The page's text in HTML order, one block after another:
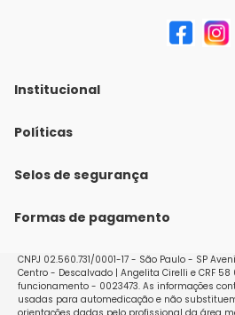
Institucional
Quem Somos
Nossas lojas
Políticas
Política de Envio
Políticas de Trocas e Devoluções
Selos de segurança
Formas de pagamento
CNPJ 02.560.731/0001-17 - São Paulo - SP
Centro - Descalvado | Angelita Cirelli e CRF 58
funcionamento - 0023473. As informações
usadas para automedicação e não